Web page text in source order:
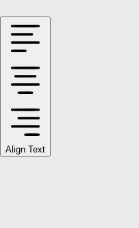
Align Text